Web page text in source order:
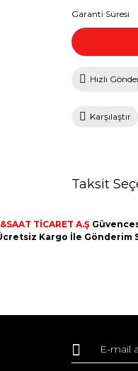
Garanti Süresi
Hızlı
Karşılaştır
Taksit
TİCARET A.Ş
Kargo İle Gönderim
Yorum Yaz